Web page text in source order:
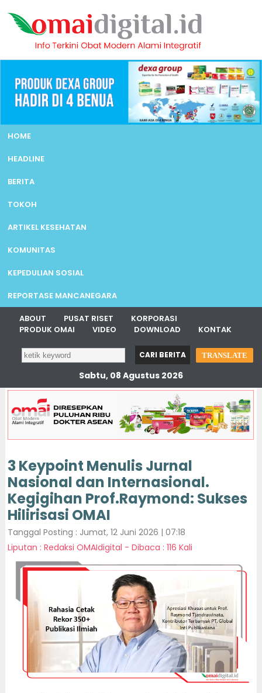
HOME
HEADLINE
BERITA
TOKOH
ARTIKEL KESEHATAN
KOMUNITAS
KEPEDULIAN SOSIAL
REPORTASE MANCANEGARA
ABOUT PUSAT RISET
KORPORASI
PRODUK OMAI
VIDEO DOWNLOAD KONTAK
TRANSLATE
Sabtu, 08 Agustus 2026
3 Keypoint Menulis Jurnal
Nasional dan Internasional.
Kegigihan Prof.Raymond: Sukses
Hilirisasi OMAI
Tanggal Posting : Jumat, 12 Juni 2026 | 07:18
Liputan : Redaksi OMAIdigital - Dibaca : 116 Kali